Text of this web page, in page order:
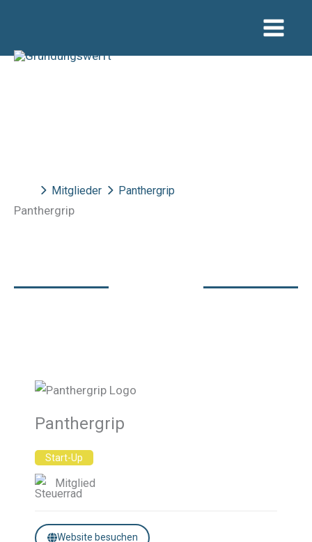
springen
Mitglieder Panthergrip
Panthergrip
Panthergrip
Start-Up
Mitglied
Website besuchen